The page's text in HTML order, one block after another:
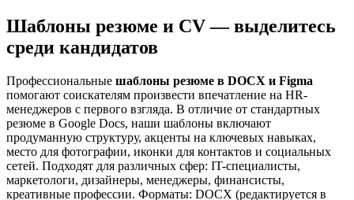
Шаблоны резюме и CV — выделитесь
среди кандидатов
Профессиональные шаблоны резюме в DOCX и Figma
помогают соискателям произвести впечатление на HR-
менеджеров с первого взгляда. В отличие от стандартных
резюме в Google Docs, наши шаблоны включают
продуманную структуру, акценты на ключевых навыках,
место для фотографии, иконки для контактов и социальных
сетей. Подходят для различных сфер: IT-специалисты,
маркетологи, дизайнеры, менеджеры, финансисты,
креативные профессии. Форматы: DOCX (редактируется в